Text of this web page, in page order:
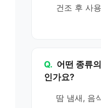
건조 후 사
Q. 어떤 종류
인가요?
땀 냄새, 음